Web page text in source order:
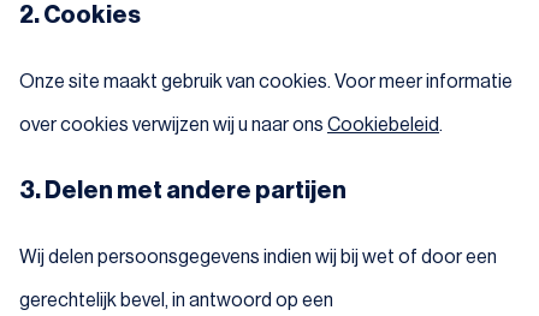
2. Cookies
Onze site maakt gebruik van cookies. Voor meer informatie
over cookies verwijzen wij u naar ons Cookiebeleid.
3. Delen met andere partijen
Wij delen persoonsgegevens indien wij bij wet of door een
gerechtelijk bevel, in antwoord op een